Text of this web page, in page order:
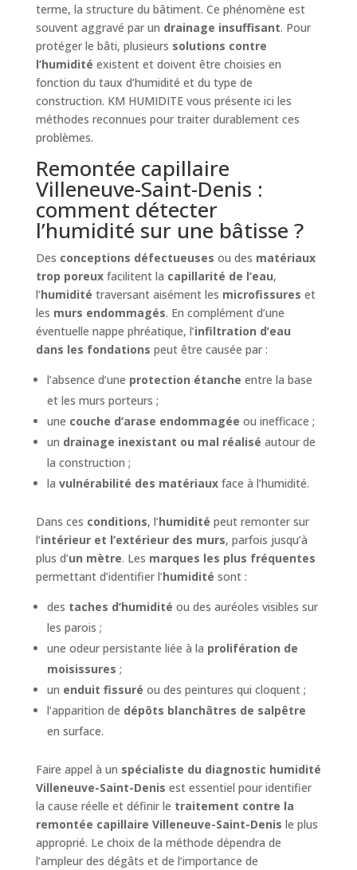
terme, la structure du bâtiment. Ce phénomène est
souvent aggravé par un drainage insuffisant. Pour
protéger le bâti, plusieurs solutions contre
l’humidité existent et doivent être choisies en
fonction du taux d’humidité et du type de
construction. KM HUMIDITE vous présente ici les
méthodes reconnues pour traiter durablement ces
problèmes.
Remontée capillaire
Villeneuve-Saint-Denis :
comment détecter
l’humidité sur une bâtisse ?
Des conceptions défectueuses ou des matériaux
trop poreuxfacilitent la capillarité de l’eau,
l’humidité traversant aisément les microfissures et
les murs endommagés. En complément d’une
éventuelle nappe phréatique, l’infiltration d’eau
dans les fondations peut être causée par :
l’absence d’une protection étanche entre la base
et les murs porteurs ;
une couche d’arase endommagée ou inefficace ;
un drainage inexistant ou mal réalisé autour de
la construction ;
la vulnérabilité des matériauxface à l’humidité.
Dans ces conditions, l’humidité peut remonter sur
l’intérieur et l’extérieur des murs, parfois jusqu’à
plus d’un mètre. Les marques les plus fréquentes
permettant d’identifier l’humidité sont :
des taches d’humidité ou des auréoles visibles sur
les parois ;
une odeur persistante liée à la prolifération de
moisissures ;
un enduit fissuré ou des peintures qui cloquent ;
l’apparition de dépôts blanchâtres de salpêtre
en surface.
Faire appel à un spécialiste du diagnostic humidité
Villeneuve-Saint-Denis est essentiel pour identifier
la cause réelle et définir le traitement contre la
remontée capillaire Villeneuve-Saint-Denis le plus
approprié. Le choix de la méthode dépendra de
l’ampleur des dégâts et de l’importance de